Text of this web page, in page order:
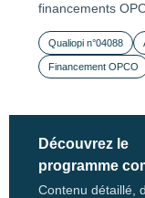
financements
Qualiopi n°04088
Financement OPCO
Découvrez le
programme
Contenu détaillé,